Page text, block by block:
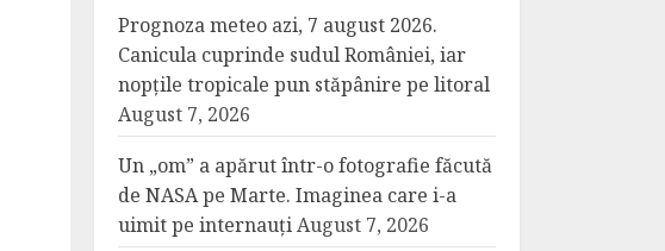
Prognoza meteo azi, 7 august 2026.
Canicula cuprinde sudul României, iar
nopțile tropicale pun stăpânire pe litoral
August 7, 2026
Un „om” a apărut într-o fotografie făcută
de NASA pe Marte. Imaginea care i-a
uimit pe internauțiAugust 7, 2026